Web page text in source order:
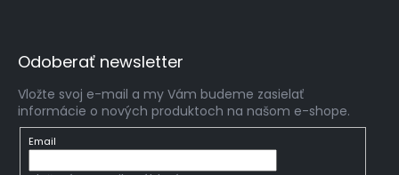
Odoberať newsletter
Vložte svoj e-mail a my Vám budeme zasielať
informácie o nových produktoch na našom e-shope.
Email